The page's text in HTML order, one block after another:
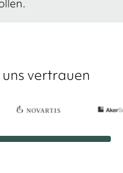
vertrauen